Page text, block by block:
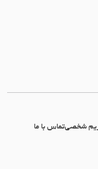
تلگرام
جاما در آپارات
شخصیتماس با ما